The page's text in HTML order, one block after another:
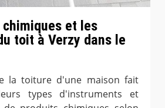
et les
toit à Verzy dans le
la toiture d'une maison fait
types d'instruments et